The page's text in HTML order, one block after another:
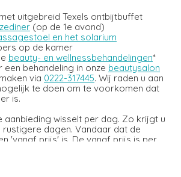
uitgebreid Texels ontbijtbuffet
(op de 1e avond)
en het solarium
op de kamer
beauty- en wellnessbehandelingen*
behandeling in onze beautysalon
via 0222-317445. Wij raden u aan
te doen om te voorkomen dat
is.
aanbieding wisselt per dag. Zo krijgt u
dagen. Vandaar dat de
'vanaf prijs' is. De vanaf prijs is per
het hele arrangement. Raadpleeg
via de onderstaande knop.